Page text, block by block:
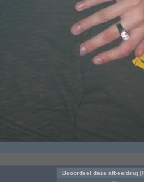
Beoordeel deze afbeelding